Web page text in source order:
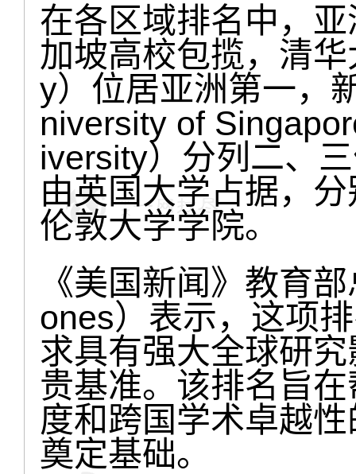
在各区域排名中，
加坡高校包揽，清
y）位居亚洲第一，
niversity of
iversity）分列二、
由英国大学占据，
伦敦大学学院。
《美国新闻》教育
ones）表示，这项
求具有强大全球研
贵基准。该排名旨
度和跨国学术卓越
奠定基础。